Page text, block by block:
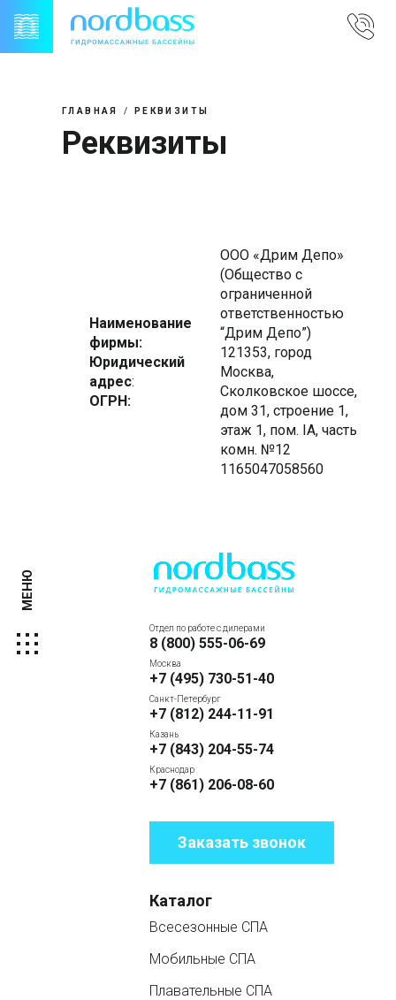
МЕНЮ
ГЛАВНАЯ РЕКВИЗИТЫ
Реквизиты
Наименование
фирмы:
Юридический
адрес:
ОГРН:
ООО «Дрим Депо»
(Общество с
ограниченной
ответственностью
“Дрим Депо”)
121353, город
Москва,
Сколковское шоссе,
дом 31, строение 1,
этаж 1, пом. IA, часть
комн. №12
1165047058560
Отдел по работе с дилерами
8 (800) 555-06-69
Москва
+7 (495) 730-51-40
Санкт-Петербург
+7 (812) 244-11-91
Казань
+7 (843) 204-55-74
Краснодар
+7 (861) 206-08-60
Заказать звонок
Каталог
Всесезонные СПА
Мобильные СПА
Плавательные СПА